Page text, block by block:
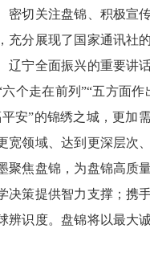
密切关注盘锦、积极宣
充分展现了国家通讯社
辽宁全面振兴的重要讲
个走在前列”“五方面
安”的锦绣之城，更加
宽领域、达到更深层次
聚焦盘锦，为盘锦高质
决策提供智力支撑；携
辨识度。盘锦将以最大